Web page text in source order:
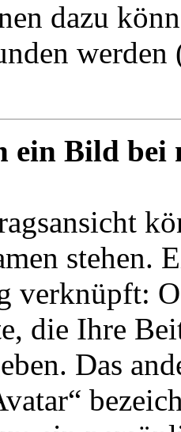
dazu
ein Bild bei
stehen.
verknüpft:
die Ihre
Das